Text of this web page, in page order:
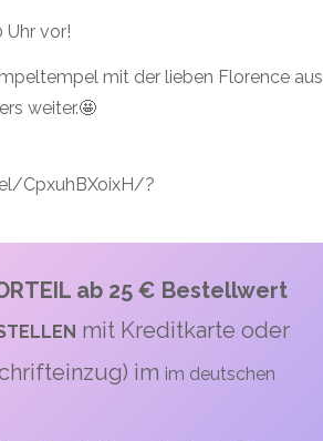
Uhr vor!
mit der lieben Florence aus
weiter.🤩
CpxuhBXoixH/?
ab 25 € Bestellwert
mit Kreditkarte oder
im im deutschen